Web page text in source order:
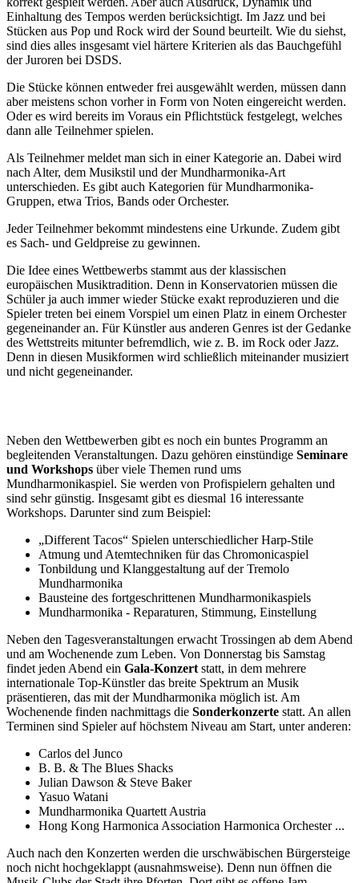
Einhaltung des Tempos werden berücksichtigt. Im Jazz und bei
Stücken aus Pop und Rock wird der Sound beurteilt. Wie du siehst,
sind dies alles insgesamt viel härtere Kriterien als das Bauchgefühl
der Juroren bei DSDS.
Die Stücke können entweder frei ausgewählt werden, müssen dann
aber meistens schon vorher in Form von Noten eingereicht werden.
Oder es wird bereits im Voraus ein Pflichtstück festgelegt, welches
dann alle Teilnehmer spielen.
Als Teilnehmer meldet man sich in einer Kategorie an. Dabei wird
nach Alter, dem Musikstil und der Mundharmonika-Art
unterschieden. Es gibt auch Kategorien für Mundharmonika-
Gruppen, etwa Trios, Bands oder Orchester.
Jeder Teilnehmer bekommt mindestens eine Urkunde. Zudem gibt
es Sach- und Geldpreise zu gewinnen.
Die Idee eines Wettbewerbs stammt aus der klassischen
europäischen Musiktradition. Denn in Konservatorien müssen die
Schüler ja auch immer wieder Stücke exakt reproduzieren und die
Spieler treten bei einem Vorspiel um einen Platz in einem Orchester
gegeneinander an. Für Künstler aus anderen Genres ist der Gedanke
des Wettstreits mitunter befremdlich, wie z. B. im Rock oder Jazz.
Denn in diesen Musikformen wird schließlich miteinander musiziert
und nicht gegeneinander.
Neben den Wettbewerben gibt es noch ein buntes Programm an
begleitenden Veranstaltungen. Dazu gehören einstündige Seminare
und Workshops über viele Themen rund ums
Mundharmonikaspiel. Sie werden von Profispielern gehalten und
sind sehr günstig. Insgesamt gibt es diesmal 16 interessante
Workshops. Darunter sind zum Beispiel:
„Different Tacos“ Spielen unterschiedlicher Harp-Stile
Atmung und Atemtechniken für das Chromonicaspiel
Tonbildung und Klanggestaltung auf der Tremolo
Mundharmonika
Bausteine des fortgeschrittenen Mundharmonikaspiels
Mundharmonika - Reparaturen, Stimmung, Einstellung
Neben den Tagesveranstaltungen erwacht Trossingen ab dem Abend
und am Wochenende zum Leben. Von Donnerstag bis Samstag
findet jeden Abend ein Gala-Konzert statt, in dem mehrere
internationale Top-Künstler das breite Spektrum an Musik
präsentieren, das mit der Mundharmonika möglich ist. Am
Wochenende finden nachmittags die Sonderkonzerte statt. An allen
Terminen sind Spieler auf höchstem Niveau am Start, unter anderen:
Carlos del Junco
B. B. & The Blues Shacks
Julian Dawson & Steve Baker
Yasuo Watani
Mundharmonika Quartett Austria
Hong Kong Harmonica Association Harmonica Orchester ...
Auch nach den Konzerten werden die urschwäbischen Bürgersteige
noch nicht hochgeklappt (ausnahmsweise). Denn nun öffnen die